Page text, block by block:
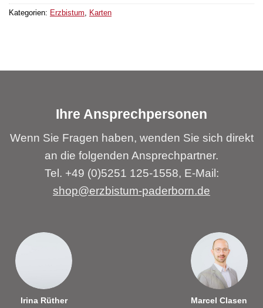
Kategorien: Erzbistum Karten
Ihre Ansprechpersonen
Wenn Sie Fragen haben, wenden Sie sich direkt
an die folgenden Ansprechpartner.
Tel. +49 (0)5251 125-1558, E-Mail:
shop@erzbistum-paderborn.de
Irina Rüther Marcel Clasen